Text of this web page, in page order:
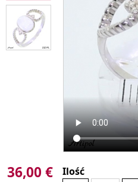
36,00 € Ilość